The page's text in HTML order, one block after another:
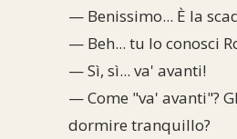
— Benissimo... È la
— Beh... tu lo conosci
— Sì, sì... va' avanti!
— Come "va' avanti"?
dormire tranquillo?